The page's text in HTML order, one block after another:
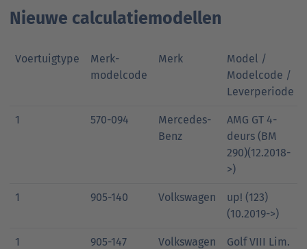
Nieuwe calculatiemodellen
Voertuigtype
Merk-
modelcode
Merk
Model /
Modelcode /
Leverperiode
1 570-094
Mercedes-
Benz
AMG GT 4-
deurs (BM
290)(12.2018-
>)
1 905-140 Volkswagen
up! (123)
(10.2019->)
1 905-147 Volkswagen
Golf VIII Lim.